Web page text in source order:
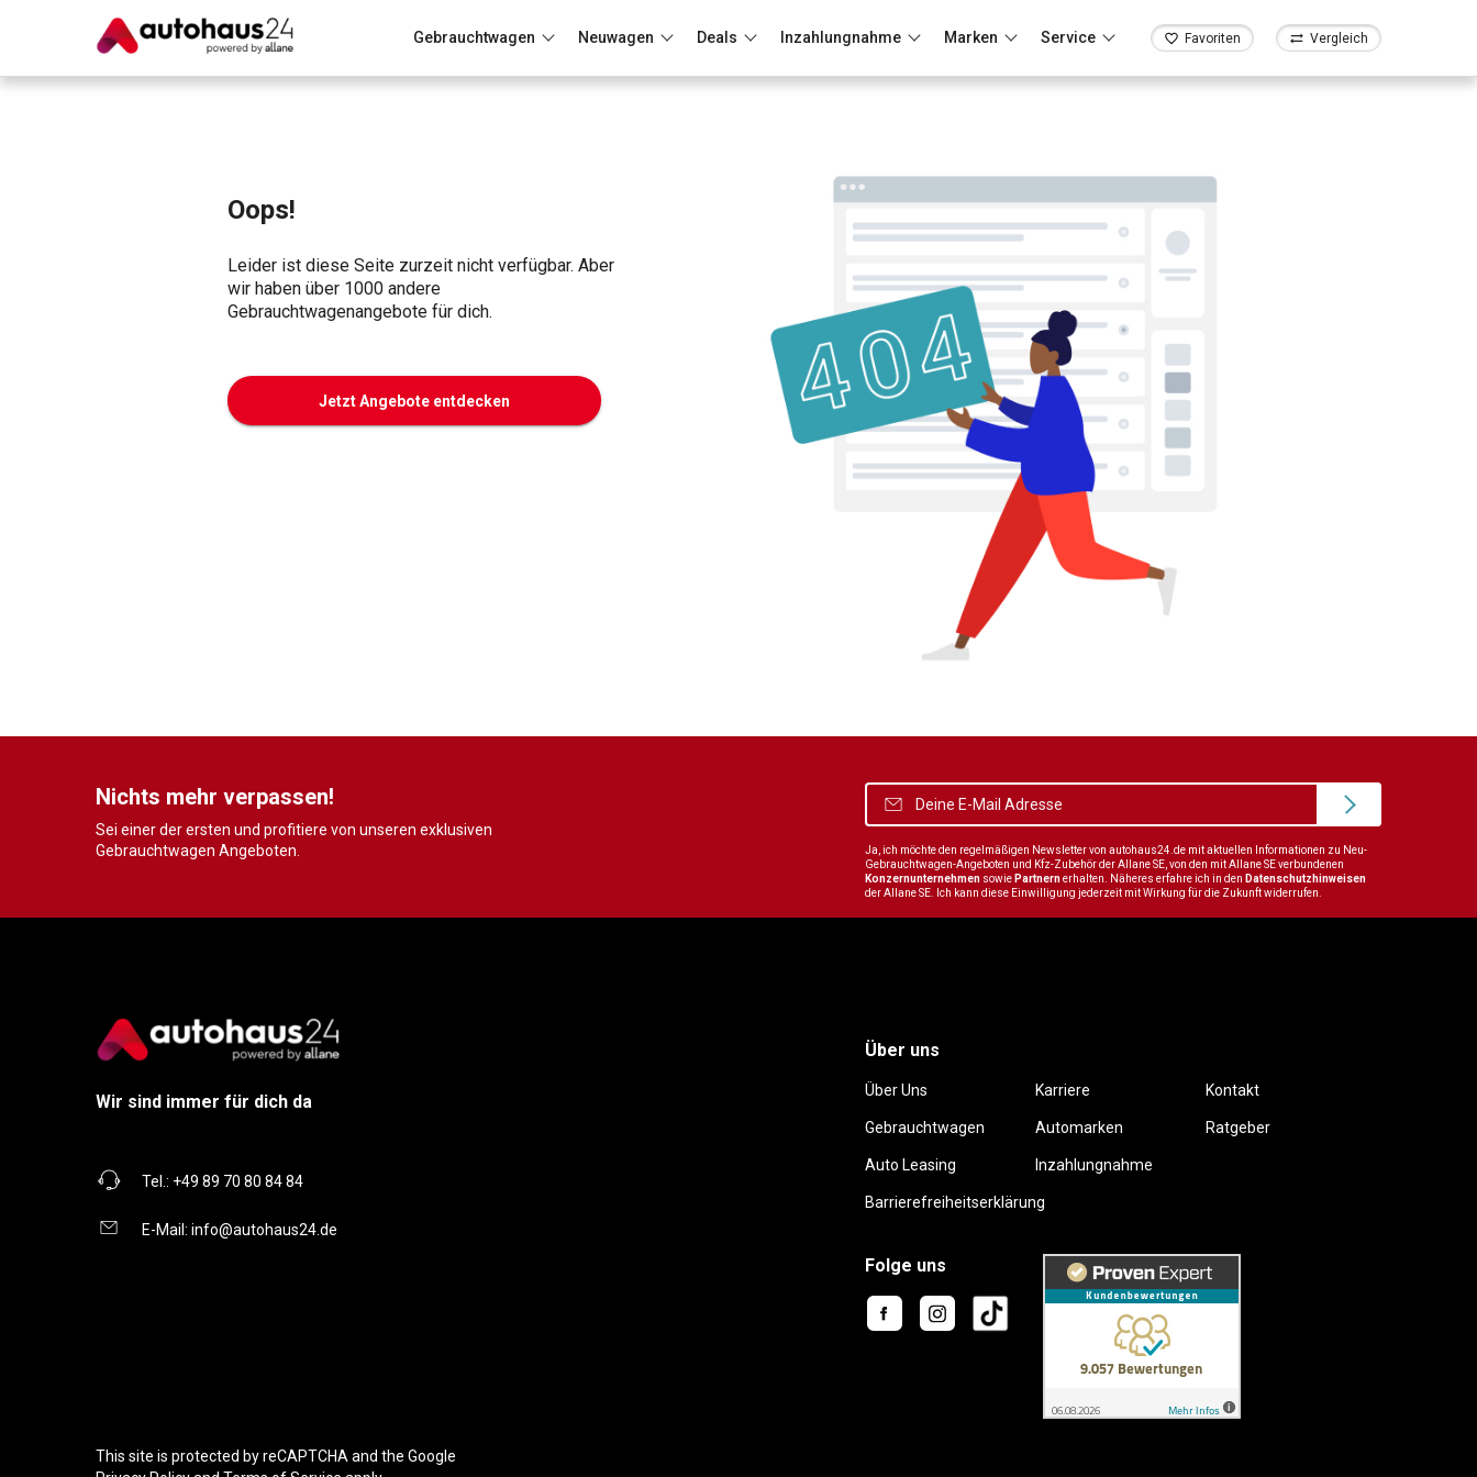
Gebrauchtwagen Neuwagen Deals Inzahlungnahme Marken Service Favoriten Vergleich
Oops!
Leider ist diese Seite zurzeit nicht verfügbar. Aber
wir haben über 1000 andere
Gebrauchtwagenangebote für dich.
Jetzt Angebote entdecken
Nichts mehr verpassen!
Sei einer der ersten und profitiere von unseren exklusiven
Gebrauchtwagen Angeboten.
Ja, ich möchte den regelmäßigen Newsletter von autohaus24.de mit aktuellen Informationen zu Neu-
Gebrauchtwagen-Angeboten und Kfz-Zubehör der Allane SE, von den mit Allane SE verbundenen
Konzernunternehmen sowie Partnernerhalten. Näheres erfahre ich in den Datenschutzhinweisen
der Allane SE. Ich kann diese Einwilligung jederzeit mit Wirkung für die Zukunft widerrufen.
Wir sind immer für dich da
Tel.: +49 89 70 80 84 84
E-Mail: info@autohaus24.de
Über uns
Über Uns Karriere Kontakt
Gebrauchtwagen Automarken Ratgeber
Auto Leasing Inzahlungnahme
Barrierefreiheitserklärung
Folge uns
This site is protected by reCAPTCHA and the Google